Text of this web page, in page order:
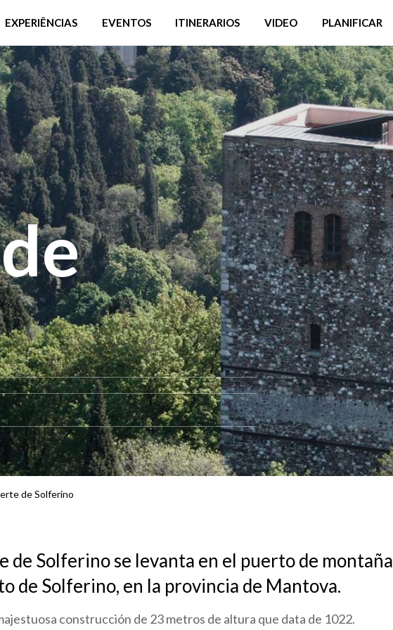
EXPERIÊNCIAS EVENTOS ITINERARIOS VIDEO PLANIFICAR
de Solferino
de Solferino se levanta en el puerto de montaña
de Solferino, en la provincia de Mantova.
construcción de 23 metros de altura que data de 1022.